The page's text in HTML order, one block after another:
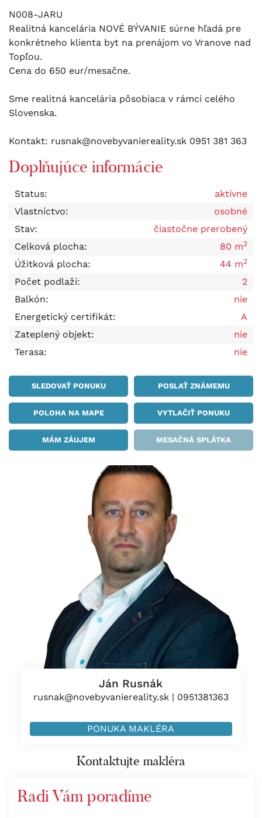
N008-JARU
Realitná kancelária NOVÉ BÝVANIE súrne hľadá pre
konkrétneho klienta byt na prenájom vo Vranove nad
Topľou.
Cena do 650 eur/mesačne.
Sme realitná kancelária pôsobiaca v rámci celého
Slovenska.
Kontakt: rusnak@novebyvaniereality.sk 0951 381 363
Doplňujúce informácie
Status:
aktívne
Vlastníctvo:
osobné
Stav:
čiastočne prerobený
Celková plocha:
80 m2
Úžitková plocha: 44 m2
Počet podlaží:
2
Balkón:
nie
Energetický certifikát:
A
Zateplený objekt:
nie
Terasa:
nie
SLEDOVAŤ PONUKU POSLAŤ ZNÁMEMU
POLOHA NA MAPE VYTLAČIŤ PONUKU
MÁM ZÁUJEM MESAČNÁ SPLÁTKA
Ján Rusnák
rusnak@novebyvaniereality.sk| 0951381363
PONUKA MAKLÉRA
Kontaktujte makléra
Radi Vám poradíme